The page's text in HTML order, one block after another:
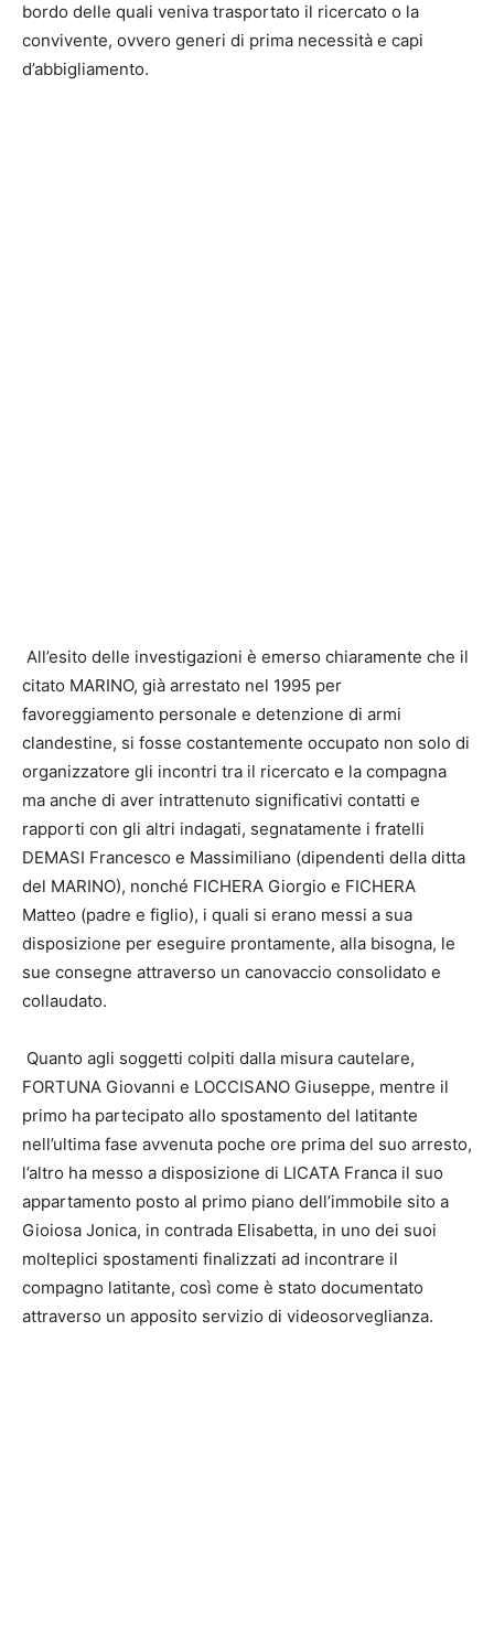
bordo delle quali veniva trasportato il ricercato o la
convivente, ovvero generi di prima necessità e capi
d’abbigliamento.
All’esito delle investigazioni è emerso chiaramente che il
citato MARINO, già arrestato nel 1995 per
favoreggiamento personale e detenzione di armi
clandestine, si fosse costantemente occupato non solo di
organizzatore gli incontri tra il ricercato e la compagna
ma anche di aver intrattenuto significativi contatti e
rapporti con gli altri indagati, segnatamente i fratelli
DEMASI Francesco e Massimiliano (dipendenti della ditta
del MARINO), nonché FICHERA Giorgio e FICHERA
Matteo (padre e figlio), i quali si erano messi a sua
disposizione per eseguire prontamente, alla bisogna, le
sue consegne attraverso un canovaccio consolidato e
collaudato.
Quanto agli soggetti colpiti dalla misura cautelare,
FORTUNA Giovanni e LOCCISANO Giuseppe, mentre il
primo ha partecipato allo spostamento del latitante
nell’ultima fase avvenuta poche ore prima del suo arresto,
l’altro ha messo a disposizione di LICATA Franca il suo
appartamento posto al primo piano dell’immobile sito a
Gioiosa Jonica, in contrada Elisabetta, in uno dei suoi
molteplici spostamenti finalizzati ad incontrare il
compagno latitante, così come è stato documentato
attraverso un apposito servizio di videosorveglianza.